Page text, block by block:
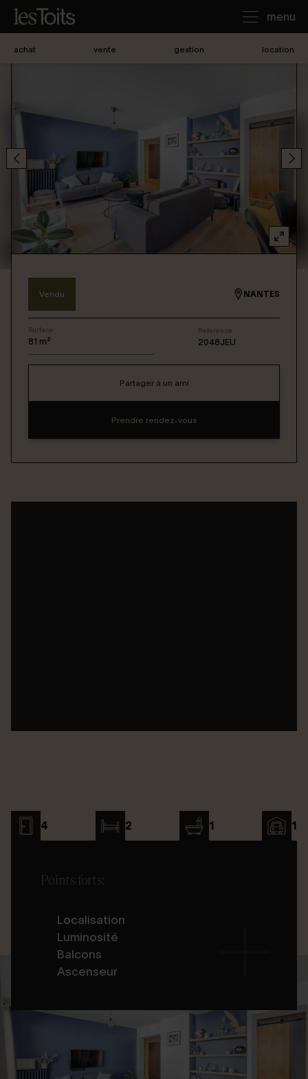
menu
Je loue
Je vends
Notre agence
Connexion / Inscription
achat vente gestion location
Vendu NANTES
Surface
81 m²
Reference
2048JEU
Partager à un ami
Prendre rendez-vous
4 2 1 1
Points forts:
Localisation
Luminosité
Balcons
Ascenseur